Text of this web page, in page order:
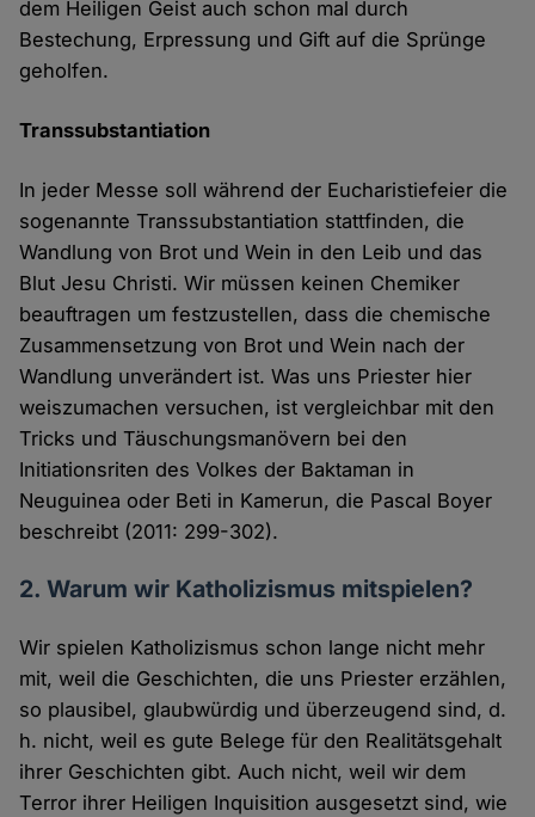
dem Heiligen Geist auch schon mal durch
Bestechung, Erpressung und Gift auf die Sprünge
geholfen.
Transsubstantiation
In jeder Messe soll während der Eucharistiefeier die
sogenannte Transsubstantiation stattfinden, die
Wandlung von Brot und Wein in den Leib und das
Blut Jesu Christi. Wir müssen keinen Chemiker
beauftragen um festzustellen, dass die chemische
Zusammensetzung von Brot und Wein nach der
Wandlung unverändert ist. Was uns Priester hier
weiszumachen versuchen, ist vergleichbar mit den
Tricks und Täuschungsmanövern bei den
Initiationsriten des Volkes der Baktaman in
Neuguinea oder Beti in Kamerun, die Pascal Boyer
beschreibt (2011: 299-302).
2. Warum wir Katholizismus mitspielen?
Wir spielen Katholizismus schon lange nicht mehr
mit, weil die Geschichten, die uns Priester erzählen,
so plausibel, glaubwürdig und überzeugend sind, d.
h. nicht, weil es gute Belege für den Realitätsgehalt
ihrer Geschichten gibt. Auch nicht, weil wir dem
Terror ihrer Heiligen Inquisition ausgesetzt sind, wie